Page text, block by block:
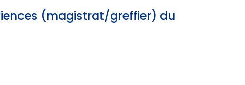
(magistrat/greffier) du